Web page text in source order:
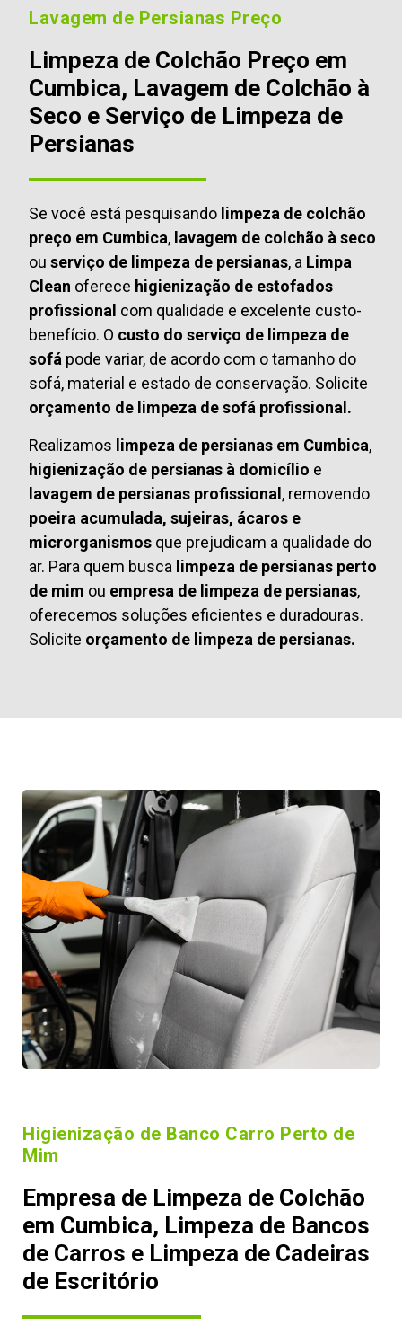
Lavagem de Persianas Preço
Limpeza de Colchão Preço em
Cumbica, Lavagem de Colchão à
Seco e Serviço de Limpeza de
Persianas
Se você está pesquisando limpeza de colchão
preço em Cumbica, lavagem de colchão à seco
ou serviço de limpeza de persianas, a Limpa
Clean oferece higienização de estofados
profissional com qualidade e excelente custo-
benefício. O custo do serviço de limpeza de
sofá pode variar, de acordo com o tamanho do
sofá, material e estado de conservação. Solicite
orçamento de limpeza de sofá profissional.
Realizamos limpeza de persianas em Cumbica,
higienização de persianas à domicílio e
lavagem de persianas profissional, removendo
poeira acumulada, sujeiras, ácaros e
microrganismos que prejudicam a qualidade do
ar. Para quem busca limpeza de persianas perto
de mim ou empresa de limpeza de persianas,
oferecemos soluções eficientes e duradouras.
Solicite orçamento de limpeza de persianas.
Higienização de Banco Carro Perto de
Mim
Empresa de Limpeza de Colchão
em Cumbica, Limpeza de Bancos
de Carros e Limpeza de Cadeiras
de Escritório